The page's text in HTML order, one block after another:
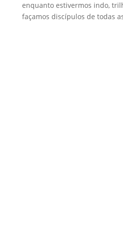
enquanto estivermos indo,
façamos discípulos de todas